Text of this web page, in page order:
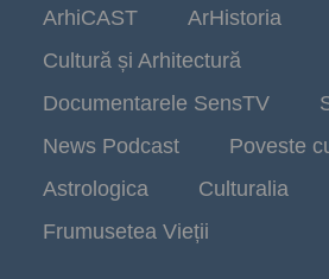
ArhiCAST
ArHistoria
Cultură și Arhitectură
Documentarele SensTV
News Podcast
Poveste
Astrologica
Culturalia
Frumusetea Vieții